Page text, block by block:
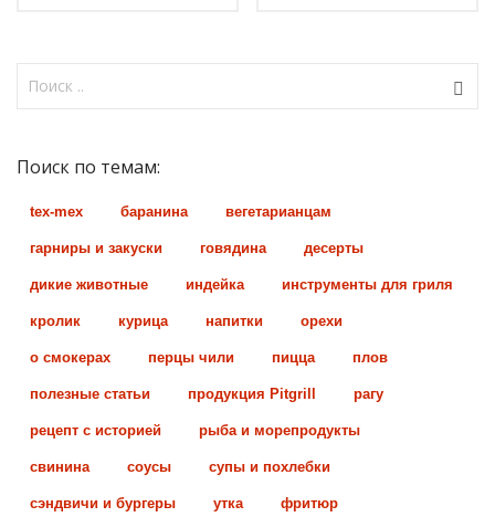
Поиск по темам:
tex-mex баранина вегетарианцам
гарниры и закуски говядина десерты
дикие животные индейка инструменты для гриля
кролик курица напитки орехи
о смокерах перцы чили пицца плов
полезные статьи продукция Pitgrill рагу
рецепт с историей рыба и морепродукты
свинина соусы супы и похлебки
сэндвичи и бургеры утка фритюр